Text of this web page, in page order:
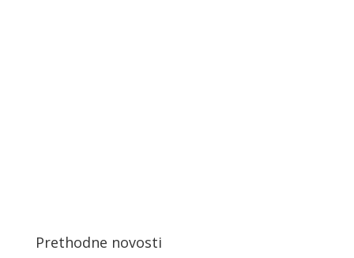
Prethodne novosti